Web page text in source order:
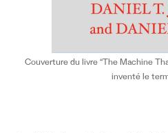
Couverture du livre “The Machine
inventé le